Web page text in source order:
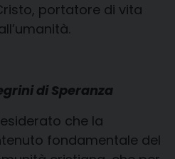
portatore di vita
di Speranza
che la
fondamentale del